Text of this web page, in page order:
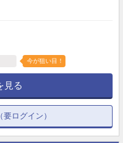
今が狙い目！
見る
ログイン）